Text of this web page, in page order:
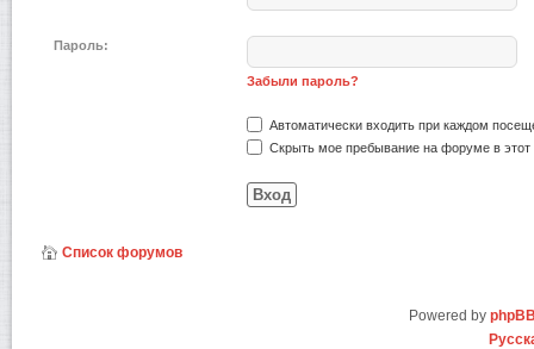
Пароль:
Забыли пароль?
Автоматически входить при каждом
Скрыть мое пребывание на форуме в этот
Список форумов
Powered by